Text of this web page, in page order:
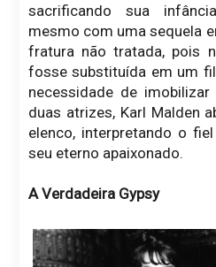
sacrificando sua
mesmo com uma sequela
fratura não tratada, pois
fosse substituída em um
necessidade de
duas atrizes, Karl Malden
elenco, interpretando o
seu eterno apaixonado.
A Verdadeira Gypsy